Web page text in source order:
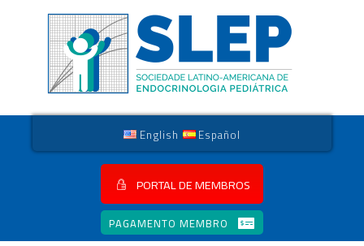
English Español
PORTAL DE MEMBROS
PAGAMENTO MEMBRO